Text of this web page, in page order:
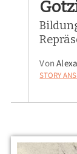
Von
STORY